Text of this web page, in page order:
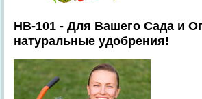
HB-101 - Для Вашего Сада и
натуральные удобрения!